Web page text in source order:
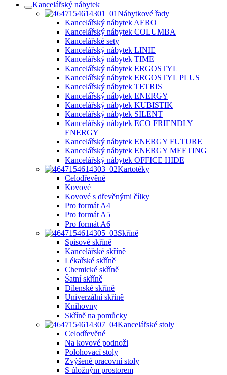
Kancelářský nábytek
Nábytkové řady
Kancelářský nábytek AERO
Kancelářský nábytek COLUMBA
Kancelářské sety
Kancelářský nábytek LINIE
Kancelářský nábytek TIME
Kancelářský nábytek ERGOSTYL
Kancelářský nábytek ERGOSTYL PLUS
Kancelářský nábytek TETRIS
Kancelářský nábytek ENERGY
Kancelářský nábytek KUBISTIK
Kancelářský nábytek SILENT
Kancelářský nábytek ECO FRIENDLY
ENERGY
Kancelářský nábytek ENERGY FUTURE
Kancelářský nábytek ENERGY MEETING
Kancelářský nábytek OFFICE HIDE
Kartotéky
Celodřevěné
Kovové
Kovové s dřevěnými čílky
Pro formát A4
Pro formát A5
Pro formát A6
Skříně
Spisové skříně
Kancelářské skříně
Lékařské skříně
Chemické skříně
Šatní skříně
Dílenské skříně
Univerzální skříně
Knihovny
Skříně na pomůcky
Kancelářské stoly
Celodřevěné
Na kovové podnoži
Polohovací stoly
Zvýšené pracovní stoly
S úložným prostorem